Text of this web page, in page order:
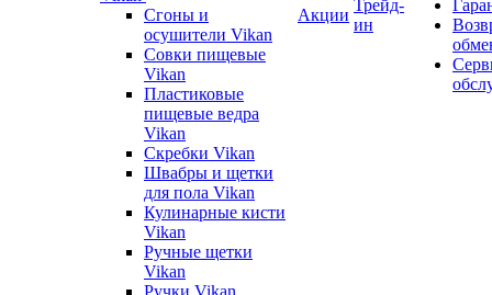
Сгоны и
осушители Vikan
Совки пищевые
Vikan
Пластиковые
пищевые ведра
Vikan
Скребки Vikan
Швабры и щетки
для пола Vikan
Кулинарные кисти
Vikan
Ручные щетки
Vikan
Ручки Vikan
Акции
Трейд-
ин